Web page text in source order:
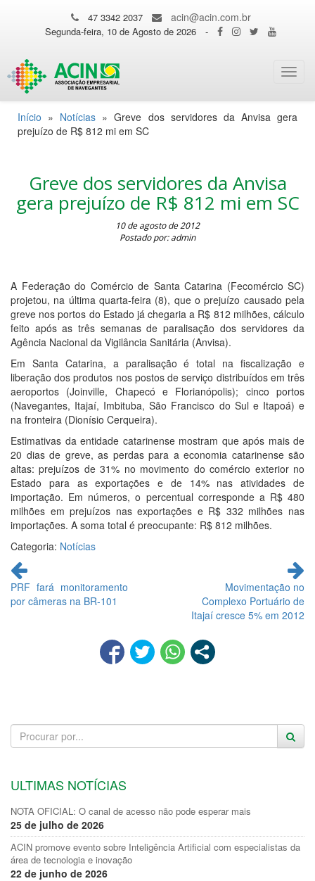
47 3342 2037 acin@acin.com.br
Segunda-feira, 10 de Agosto de 2026 -
Início » Notícias »Greve dos servidores da Anvisa gera
prejuízo de R$ 812 mi em SC
Greve dos servidores da Anvisa
gera prejuízo de R$ 812 mi em SC
10 de agosto de 2012
Postado por: admin
A Federação do Comércio de Santa Catarina (Fecomércio SC)
projetou, na última quarta-feira (8), que o prejuízo causado pela
greve nos portos do Estado já chegaria a R$ 812 milhões, cálculo
feito após as três semanas de paralisação dos servidores da
Agência Nacional da Vigilância Sanitária (Anvisa).
Em Santa Catarina, a paralisação é total na fiscalização e
liberação dos produtos nos postos de serviço distribuídos em três
aeroportos (Joinville, Chapecó e Florianópolis); cinco portos
(Navegantes, Itajaí, Imbituba, São Francisco do Sul e Itapoá) e
na fronteira (Dionísio Cerqueira).
Estimativas da entidade catarinense mostram que após mais de
20 dias de greve, as perdas para a economia catarinense são
altas: prejuízos de 31% no movimento do comércio exterior no
Estado para as exportações e de 14% nas atividades de
importação. Em números, o percentual corresponde a R$ 480
milhões em prejuízos nas exportações e R$ 332 milhões nas
importações. A soma total é preocupante: R$ 812 milhões.
Categoria: Notícias
Continue
lendo
PRF fará monitoramento
por câmeras na BR-101
Movimentação no
Complexo Portuário de
Itajaí cresce 5% em 2012
ULTIMAS NOTÍCIAS
NOTA OFICIAL: O canal de acesso não pode esperar mais
25 de julho de 2026
ACIN promove evento sobre Inteligência Artificial com especialistas da
área de tecnologia e inovação
22 de junho de 2026